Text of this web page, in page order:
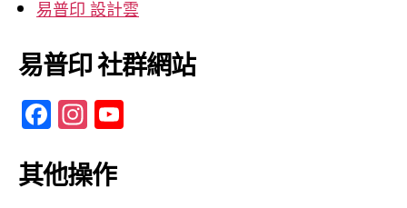
易普印 設計雲
易普印 社群網站
F
c
In
a
其他操作